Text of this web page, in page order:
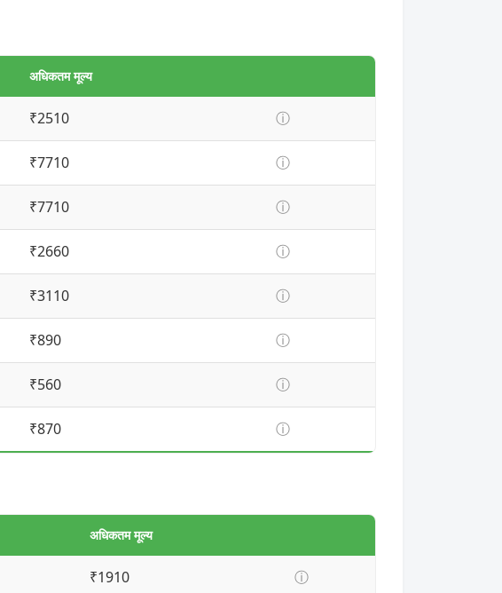
अधिकतम मूल्य
₹2510 ⓘ
₹7710 ⓘ
₹7710 ⓘ
₹2660 ⓘ
₹3110 ⓘ
₹890 ⓘ
₹560 ⓘ
₹870 ⓘ
अधिकतम मूल्य
₹1910 ⓘ